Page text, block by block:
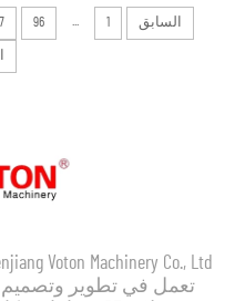
السابق 1
...
96